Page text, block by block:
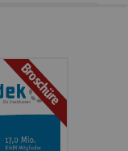
Broschüre